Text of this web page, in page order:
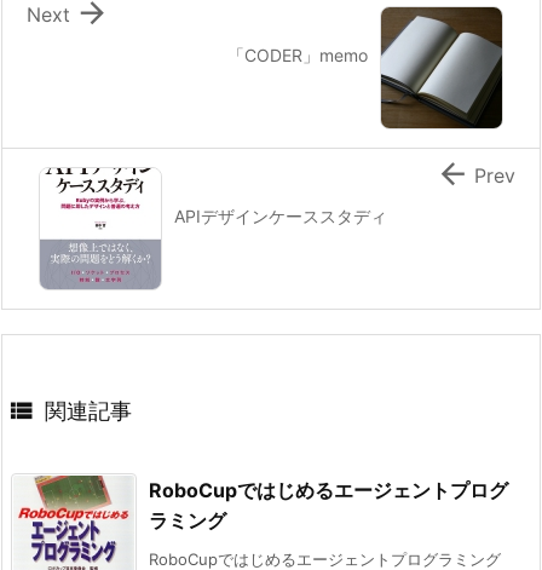
「CODER」memo

Next
APIデザインケーススタディ
 Prev
 関連記事
RoboCupではじめるエージェントプログ
ラミング
RoboCupではじめるエージェントプログラミング